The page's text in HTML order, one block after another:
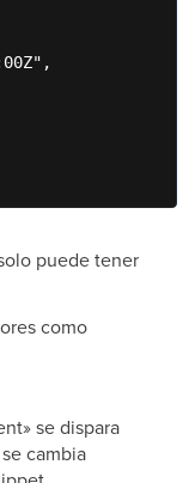
puede tener
como
se dispara
cambia